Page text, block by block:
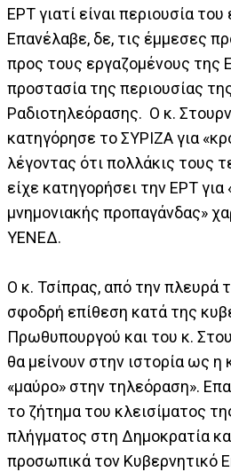
ΕΡΤ γιατί είναι περιουσία
Επανέλαβε, δε, τις έμμεσες
προς τους εργαζομένους της
προστασία της περιουσίας
Ραδιοτηλεόρασης. Ο κ.
κατηγόρησε το ΣΥΡΙΖΑ για
λέγοντας ότι πολλάκις τους
είχε κατηγορήσει την ΕΡΤ για
μνημονιακής προπαγάνδας»
ΥΕΝΕΔ.
Ο κ. Τσίπρας, από την πλευρά
σφοδρή επίθεση κατά της
Πρωθυπουργού και του κ.
θα μείνουν στην ιστορία ως η
«μαύρο» στην τηλεόραση».
το ζήτημα του κλεισίματος
πλήγματος στη Δημοκρατία
προσωπικά τον Κυβερνητικό